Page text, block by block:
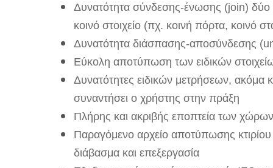
Δυνατότητα σύνδεσης-ένωσης (join) δύο
κοινό στοιχείο (πχ. κοινή πόρτα, κοινό
Δυνατότητα διάσπασης-αποσύνδεσης
Εύκολη αποτύπωση των ειδικών
Δυνατότητες ειδικών μετρήσεων, ακόμα
συναντήσει ο χρήστης στην πράξη
Πλήρης και ακριβής εποπτεία των
Παραγόμενο αρχείο αποτύπωσης
διάβασμα και επεξεργασία